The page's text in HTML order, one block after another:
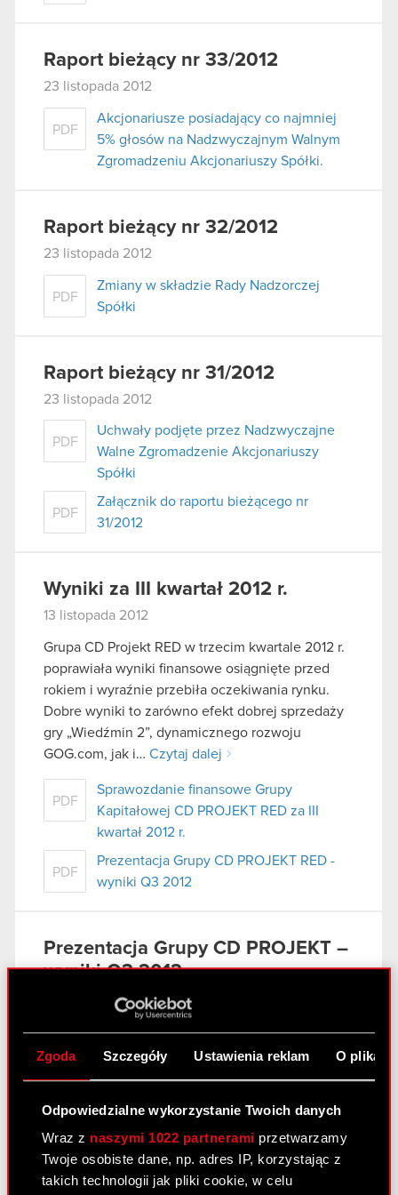
Zgoda Szczegóły Ustawienia reklam O
Odpowiedzialne wykorzystanie Twoich danych
Wraz z naszymi 1022 partnerami przetwarzamy
Twoje osobiste dane, np. adres IP, korzystając z
takich technologii jak pliki cookie, w celu
Raport bieżący nr 33/2012
23 listopada 2012
PDF
Akcjonariusze posiadający co najmniej
5% głosów na Nadzwyczajnym Walnym
Zgromadzeniu Akcjonariuszy Spółki.
Raport bieżący nr 32/2012
23 listopada 2012
PDF
Zmiany w składzie Rady Nadzorczej
Spółki
Raport bieżący nr 31/2012
23 listopada 2012
PDF
Uchwały podjęte przez Nadzwyczajne
Walne Zgromadzenie Akcjonariuszy
Spółki
PDF
Załącznik do raportu bieżącego nr
31/2012
Wyniki za III kwartał 2012 r.
13 listopada 2012
Grupa CD Projekt RED w trzecim kwartale 2012 r.
poprawiała wyniki finansowe osiągnięte przed
rokiem i wyraźnie przebiła oczekiwania rynku.
Dobre wyniki to zarówno efekt dobrej sprzedaży
gry „Wiedźmin 2”, dynamicznego rozwoju
GOG.com, jak i… Czytaj dalej
PDF
Sprawozdanie finansowe Grupy
Kapitałowej CD PROJEKT RED za III
kwartał 2012 r.
PDF
Prezentacja Grupy CD PROJEKT RED -
wyniki Q3 2012
Prezentacja Grupy CD PROJEKT –
wyniki Q3 2012
13 listopada 2012
Prezentacja Grupy CD PROJEKT – wyniki
Q3 2012
Skonsolidowany raport kwartalny
– 3 kw. 2012
13 listopada 2012